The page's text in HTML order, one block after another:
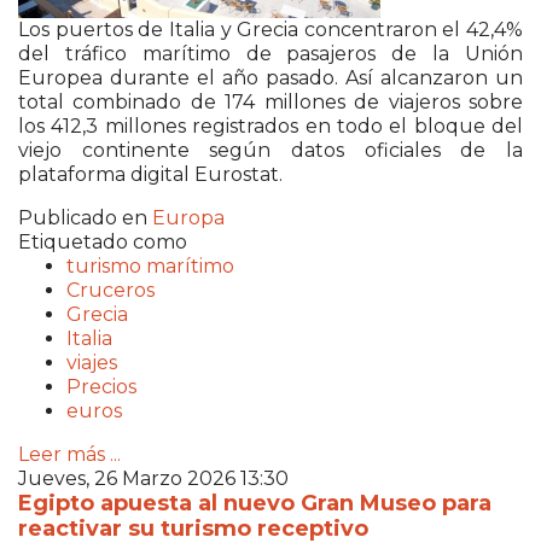
Los puertos de Italia y Grecia concentraron el 42,4%
del tráfico marítimo de pasajeros de la Unión
Europea durante el año pasado. Así alcanzaron un
total combinado de 174 millones de viajeros sobre
los 412,3 millones registrados en todo el bloque del
viejo continente según datos oficiales de la
plataforma digital Eurostat.
Publicado en Europa
Etiquetado como
turismo marítimo
Cruceros
Grecia
Italia
viajes
Precios
euros
Leer más ...
Jueves, 26 Marzo 2026 13:30
Egipto apuesta al nuevo Gran Museo para
reactivar su turismo receptivo